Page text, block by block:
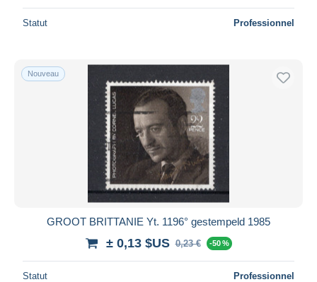
Statut Professionnel
Nouveau
GROOT BRITTANIE Yt. 1196° gestempeld 1985
± 0,13 $US 0,23 € -50 %
Statut Professionnel